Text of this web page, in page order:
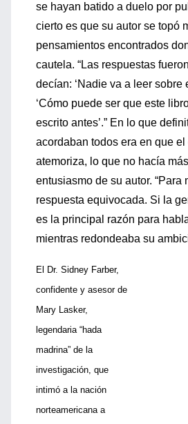
se hayan batido a duelo por
cierto es que su autor se topó
pensamientos encontrados
cautela. “Las respuestas
decían: ‘Nadie va a leer sobre
‘Cómo puede ser que este
escrito antes’.” En lo que
acordaban todos era en que el
atemoriza, lo que no hacía
entusiasmo de su autor. “Para
respuesta equivocada. Si la
es la principal razón para
mientras redondeaba su
El Dr. Sidney Farber,
confidente y asesor de
Mary Lasker,
legendaria “hada
madrina” de la
investigación, que
intimó a la nación
norteamericana a